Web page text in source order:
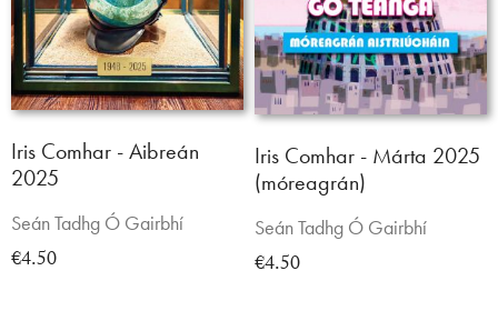
Iris Comhar - Aibreán
2025
Seán Tadhg Ó Gairbhí
€4.50
Iris Comhar - Márta 2025
(móreagrán)
Seán Tadhg Ó Gairbhí
€4.50